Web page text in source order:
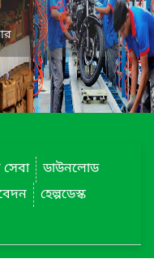
ডাউনলোড
হেল্পডেস্ক